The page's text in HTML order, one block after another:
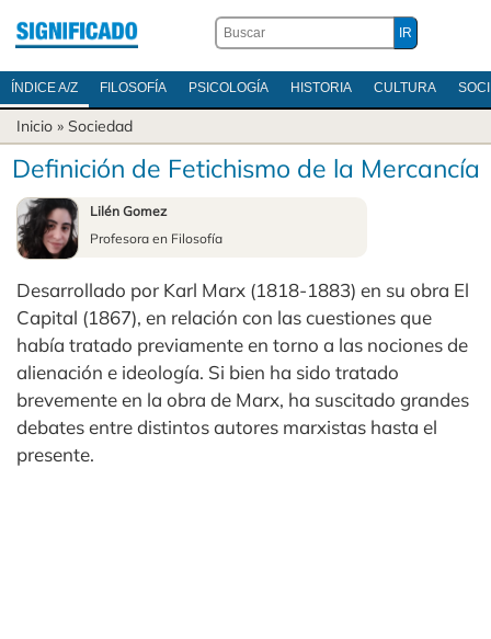
ÍNDICE A/Z FILOSOFÍA PSICOLOGÍA HISTORIA CULTURA
Inicio » Sociedad
Definición de Fetichismo de la Mercancía
Lilén Gomez
Profesora en Filosofía
Desarrollado por Karl Marx (1818-1883) en su obra El
Capital (1867), en relación con las cuestiones que
había tratado previamente en torno a las nociones de
alienación e ideología. Si bien ha sido tratado
brevemente en la obra de Marx, ha suscitado grandes
debates entre distintos autores marxistas hasta el
presente.